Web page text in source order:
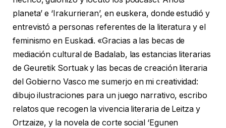
planeta’ e ‘Irakurrieran’, en euskera, donde estudió y
entrevistó a personas referentes de la literatura y el
feminismo en Euskadi. «Gracias a las becas de
mediación cultural de Badalab, las estancias literarias
de Geuretik Sortuak y las becas de creación literaria
del Gobierno Vasco me sumerjo en mi creatividad:
dibujo ilustraciones para un juego narrativo, escribo
relatos que recogen la vivencia literaria de Leitza y
Ortzaize, y la novela de corte social ‘Egunen